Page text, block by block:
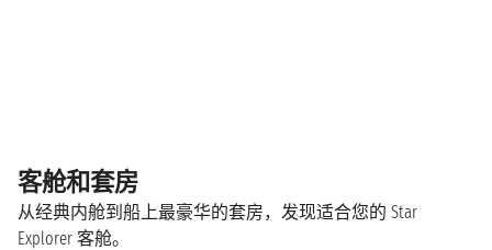
客舱和套房
从经典内舱到船上最豪华的套房，发现适合您的 Star
Explorer 客舱。